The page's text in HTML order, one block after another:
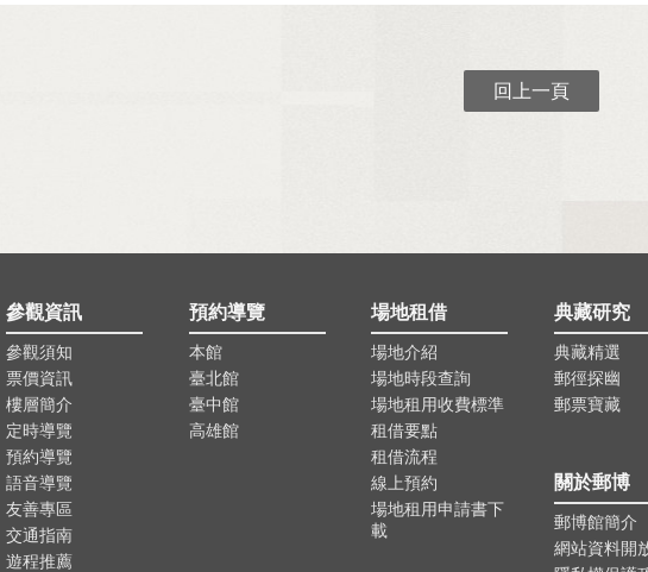
回上一頁
參觀資訊
參觀須知
票價資訊
樓層簡介
定時導覽
預約導覽
語音導覽
友善專區
交通指南
遊程推薦
預約導覽
本館
臺北館
臺中館
高雄館
場地租借
場地介紹
場地時段查詢
場地租用收費標準
租借要點
租借流程
線上預約
場地租用申請書下
載
典藏研究
典藏精選
郵徑探幽
郵票寶藏
關於郵博
郵博館簡介
網站資料開